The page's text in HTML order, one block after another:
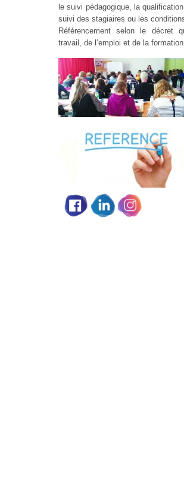
le suivi pédagogique, la
suivi des stagiaires ou les
Référencement selon le décret
travail, de l’emploi et de la